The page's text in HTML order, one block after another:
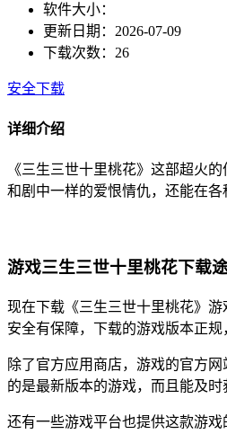
软件大小：
更新日期：2026-07-09
下载次数：26
安全下载
详细介绍
《三生三世十里桃花》这部超火
和剧中一样的爱恨情仇，还能在
游戏三生三世十里桃花下载
现在下载《三生三世十里桃花》
安全有保障，下载的游戏版本正
除了官方应用商店，游戏的官方
的是最新版本的游戏，而且能及
还有一些游戏平台也提供这款游